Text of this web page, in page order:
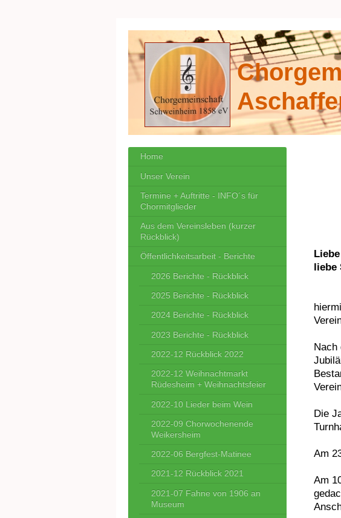
liebe
Nach
Die
Am
Am
Home
Unser Verein
Termine + Auftritte - INFO´s für
Chormitglieder
Aus dem Vereinsleben (kurzer
Rückblick)
Öffentlichkeitsarbeit - Berichte
2026 Berichte - Rückblick
2025 Berichte - Rückblick
2024 Berichte - Rückblick
2023 Berichte - Rückblick
2022-12 Rückblick 2022
2022-12 Weihnachtmarkt
Rüdesheim + Weihnachtsfeier
2022-10 Lieder beim Wein
2022-09 Chorwochenende
Weikersheim
2022-06 Bergfest-Matinee
2021-12 Rückblick 2021
2021-07 Fahne von 1906 an
Museum